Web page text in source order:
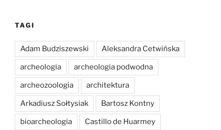
TAGI
Adam Budziszewski Aleksandra Cetwińska
archeologia archeologia podwodna
archeozoologia architektura
Arkadiusz Sołtysiak Bartosz Kontny
bioarcheologia Castillo de Huarmey